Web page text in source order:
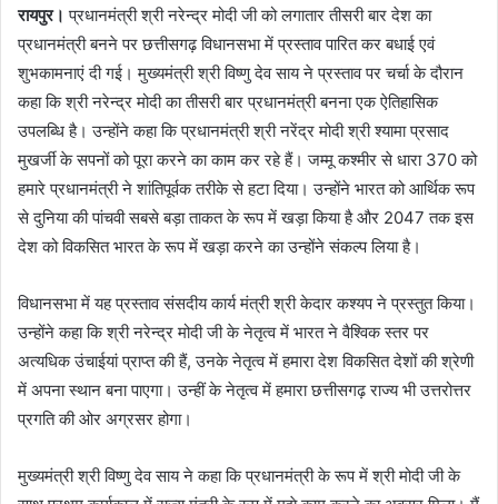
रायपुर। प्रधानमंत्री श्री नरेन्द्र मोदी जी को लगातार तीसरी बार देश का
प्रधानमंत्री बनने पर छत्तीसगढ़ विधानसभा में प्रस्ताव पारित कर बधाई एवं
शुभकामनाएं दी गई। मुख्यमंत्री श्री विष्णु देव साय ने प्रस्ताव पर चर्चा के दौरान
कहा कि श्री नरेन्द्र मोदी का तीसरी बार प्रधानमंत्री बनना एक ऐतिहासिक
उपलब्धि है। उन्होंने कहा कि प्रधानमंत्री श्री नरेंद्र मोदी श्री श्यामा प्रसाद
मुखर्जी के सपनों को पूरा करने का काम कर रहे हैं। जम्मू कश्मीर से धारा 370 को
हमारे प्रधानमंत्री ने शांतिपूर्वक तरीके से हटा दिया। उन्होंने भारत को आर्थिक रूप
से दुनिया की पांचवी सबसे बड़ा ताकत के रूप में खड़ा किया है और 2047 तक इस
देश को विकसित भारत के रूप में खड़ा करने का उन्होंने संकल्प लिया है।
विधानसभा में यह प्रस्ताव संसदीय कार्य मंत्री श्री केदार कश्यप ने प्रस्तुत किया।
उन्होंने कहा कि श्री नरेन्द्र मोदी जी के नेतृत्व में भारत ने वैश्विक स्तर पर
अत्यधिक उंचाईयां प्राप्त की हैं, उनके नेतृत्व में हमारा देश विकसित देशों की श्रेणी
में अपना स्थान बना पाएगा। उन्हीं के नेतृत्व में हमारा छत्तीसगढ़ राज्य भी उत्तरोत्तर
प्रगति की ओर अग्रसर होगा।
मुख्यमंत्री श्री विष्णु देव साय ने कहा कि प्रधानमंत्री के रूप में श्री मोदी जी के